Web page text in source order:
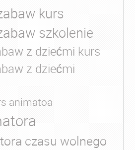
kurs
szkolenie
z dziećmi kurs
z dziećmi
animatoa
czasu wolnego